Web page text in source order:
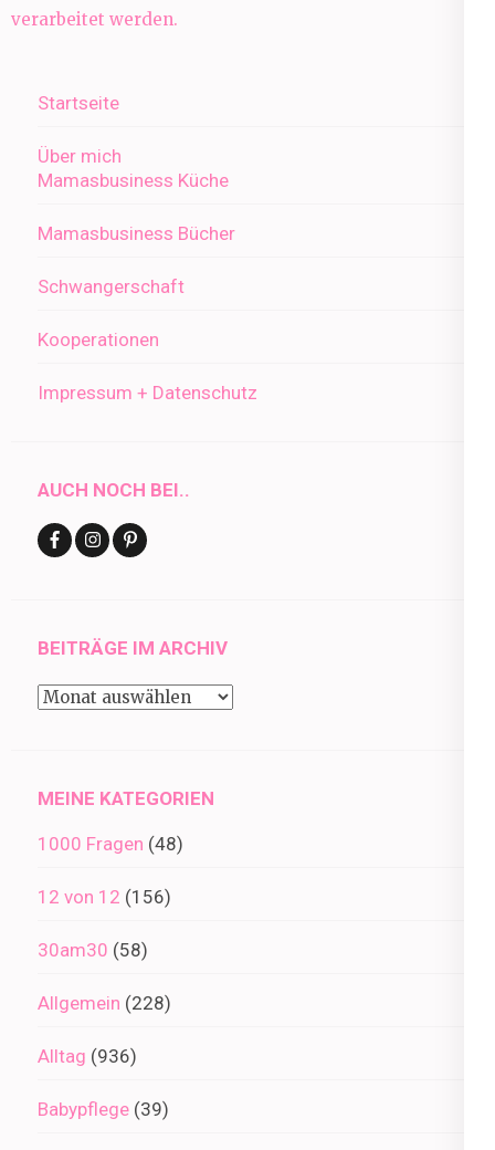
verarbeitet werden.
Startseite
Über mich
Mamasbusiness Küche
Mamasbusiness Bücher
Schwangerschaft
Kooperationen
Impressum + Datenschutz
AUCH NOCH BEI..
BEITRÄGE IM ARCHIV
Beiträge
MEINE KATEGORIEN
1000 Fragen (48)
12 von 12 (156)
30am30 (58)
Allgemein (228)
Alltag (936)
Babypflege (39)